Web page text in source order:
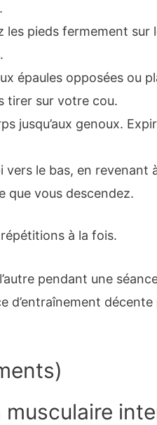
les pieds fermement sur
épaules opposées ou
tirer sur votre cou.
jusqu’aux genoux.
vers le bas, en revenant
que vous descendez.
à la fois.
pendant une séance
d’entraînement décente
)